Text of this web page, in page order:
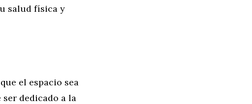
salud física y
el espacio sea
dedicado a la